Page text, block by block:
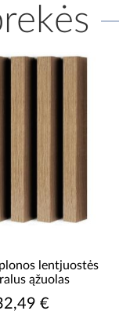
lentjuostės
ąžuolas
€